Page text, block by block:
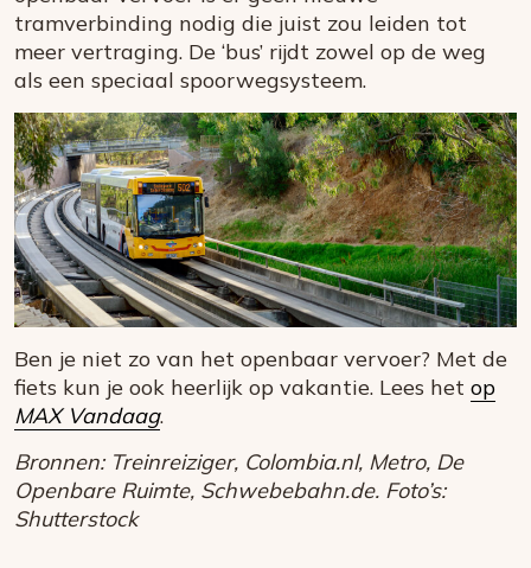
tramverbinding nodig die juist zou leiden tot
meer vertraging. De ‘bus’ rijdt zowel op de weg
als een speciaal spoorwegsysteem.
Ben je niet zo van het openbaar vervoer? Met de
fiets kun je ook heerlijk op vakantie. Lees het op
MAX Vandaag.
Bronnen: Treinreiziger, Colombia.nl, Metro, De
Openbare Ruimte, Schwebebahn.de. Foto’s:
Shutterstock